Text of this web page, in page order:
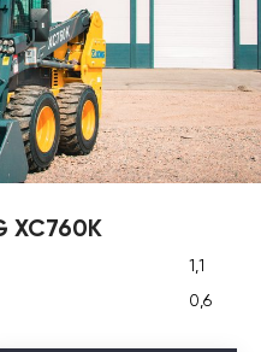
XC760K
1,1
0,6